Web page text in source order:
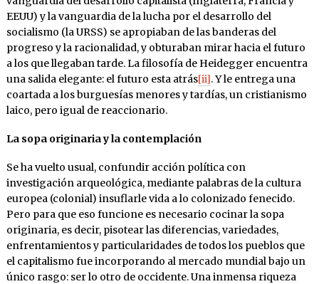
EEUU) y la vanguardia de la lucha por el desarrollo del
socialismo (la URSS) se apropiaban de las banderas del
progreso y la racionalidad, y obturaban mirar hacia el futuro
a los que llegaban tarde. La filosofía de Heidegger encuentra
una salida elegante: el futuro esta atrás[ii]. Y le entrega una
coartada a los burguesías menores y tardías, un cristianismo
laico, pero igual de reaccionario.
La sopa originaria y la contemplación
Se ha vuelto usual, confundir acción política con
investigación arqueológica, mediante palabras de la cultura
europea (colonial) insuflarle vida a lo colonizado fenecido.
Pero para que eso funcione es necesario cocinar la sopa
originaria, es decir, pisotear las diferencias, variedades,
enfrentamientos y particularidades de todos los pueblos que
el capitalismo fue incorporando al mercado mundial bajo un
único rasgo: ser lo otro de occidente. Una inmensa riqueza